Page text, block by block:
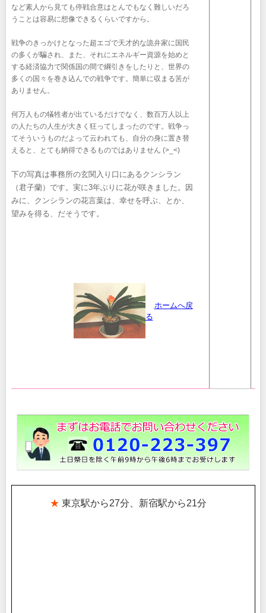
など素人から見ても停戦合意はとんでもなく難しいだろ
うことは容易に想像できるくらいですから。
戦争のきっかけとなった超エゴで天才的な詭弁家に国民
の多くが騙され、また、それにエネルギー資源を始めと
する経済協力で関係国の間で綱引きをしたりと、世界の
多くの国々を巻き込んでの戦争です。簡単に収まる筈が
ありません。
何万人もの犠牲者が出ているだけでなく、数百万人以上
の人たちの人生が大きく狂ってしまったのです。戦争っ
てそういうものだよって云われても、自分の身に置き替
えると、とても納得できるものではありません (>_<)
下の写真は事務所の玄関入り口にあるクンシラン
（君子蘭）です。実に3年ぶりに花が咲きました。因
みに、クンシランの花言葉は、幸せを呼ぶ、とか、
望みを得る、だそうです。
ホームへ戻
る
★ 東京駅から27分、新宿駅から21分